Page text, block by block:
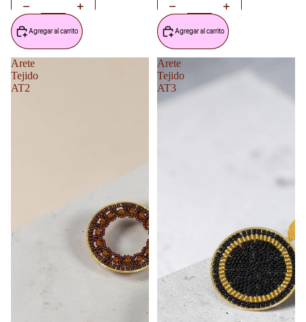
Agregar al carrito Agregar al carrito
Arete
Tejido
AT2
Arete
Tejido
AT3